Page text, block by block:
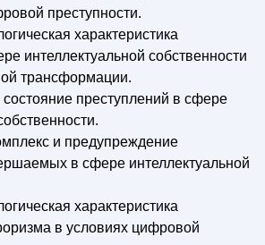
преступности.
характеристика
интеллектуальной собственности
трансформации.
преступлений в сфере
и предупреждение
в сфере интеллектуальной
характеристика
в условиях цифровой